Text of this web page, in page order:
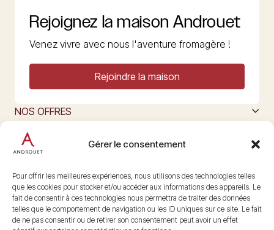
Gérer le consentement
Pour offrir les meilleures expériences, nous utilisons des technologies telles
que les cookies pour stocker et/ou accéder aux informations des appareils. Le
fait de consentir à ces technologies nous permettra de traiter des données
telles que le comportement de navigation ou les ID uniques sur ce site. Le fait
de ne pas consentir ou de retirer son consentement peut avoir un effet
Rejoignez la maison Androuet
Venez vivre avec nous l'aventure fromagère !
Rejoindre la maison
NOS OFFRES
L’ART DU FROMAGE
Nous suivre
@maisonandrouet
Copyright © 2026 Androuet
Site parMake the Grade